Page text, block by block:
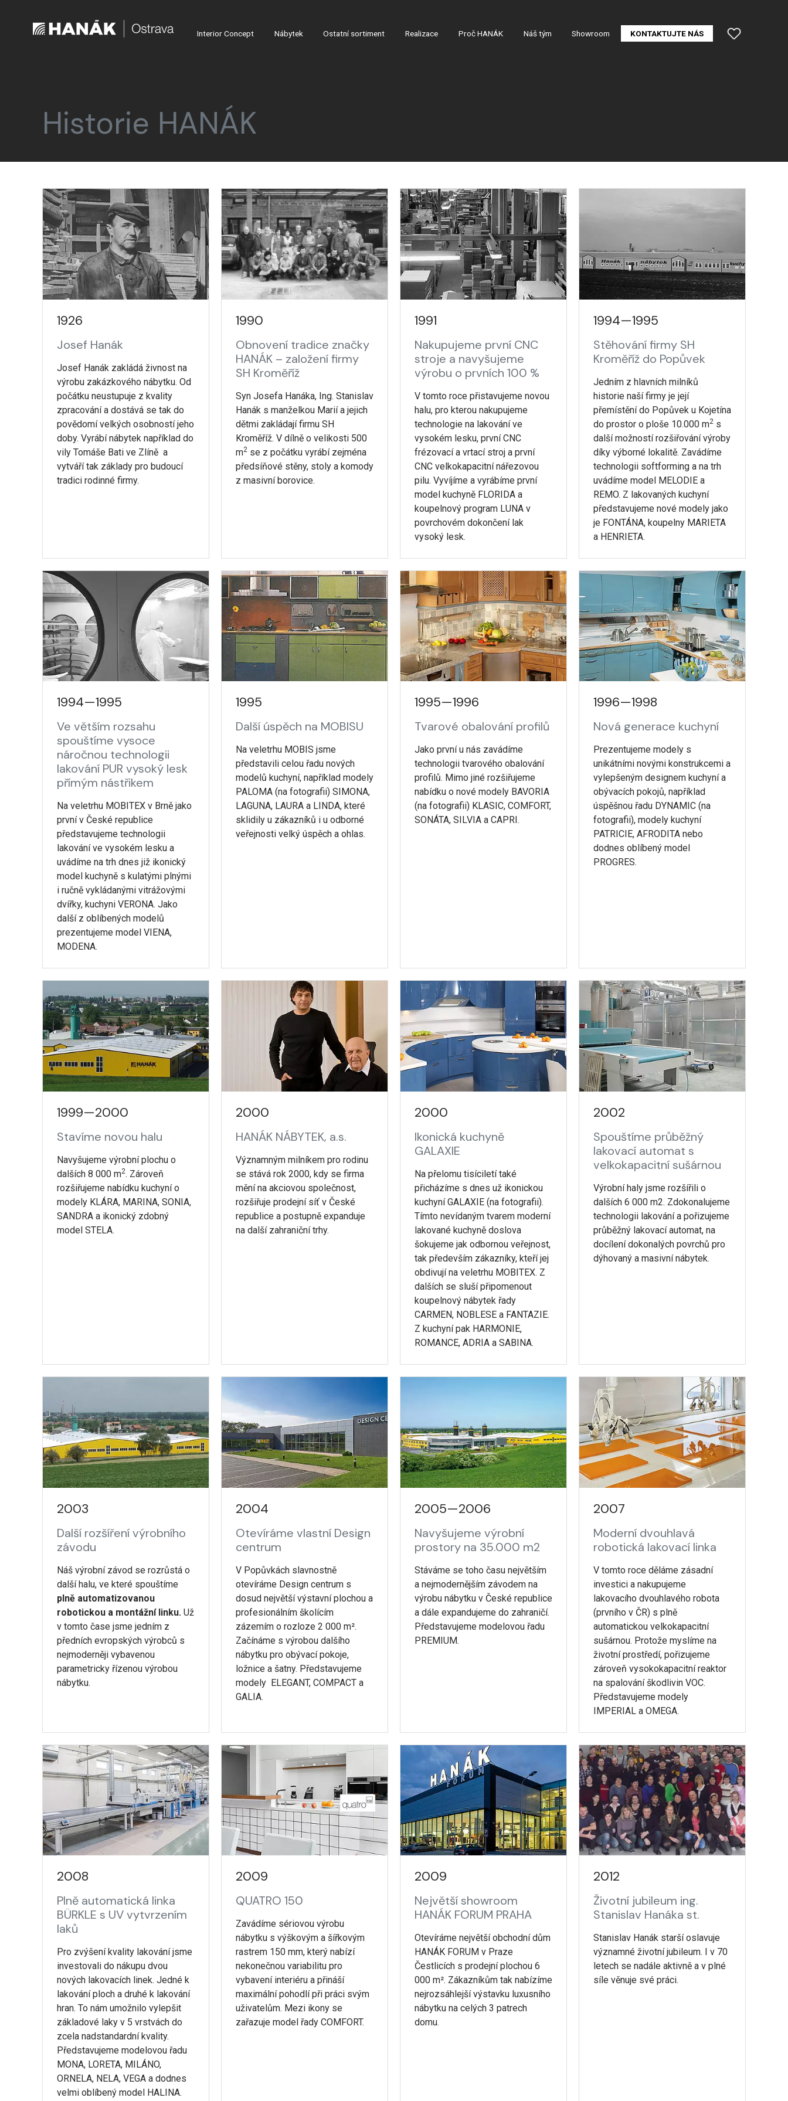
Interior Concept Nábytek Ostatní sortiment Realizace Proč HANÁK Náš tým Showroom KONTAKTUJTE NÁS
Historie HANÁK
1926
Josef Hanák
Josef Hanák zakládá živnost na
výrobu zakázkového nábytku. Od
počátku neustupuje z kvality
zpracování a dostává se tak do
povědomí velkých osobností jeho
doby. Vyrábí nábytek například do
vily Tomáše Bati ve Zlíně a
vytváří tak základy pro budoucí
tradici rodinné firmy.
1990
Obnovení tradice značky
HANÁK – založení firmy
SH Kroměříž
Syn Josefa Hanáka, Ing. Stanislav
Hanák s manželkou Marií a jejich
dětmi zakládají firmu SH
Kroměříž. V dílně o velikosti 500
m2 se z počátku vyrábí zejména
předsíňové stěny, stoly a komody
z masivní borovice.
1991
Nakupujeme první CNC
stroje a navyšujeme
výrobu o prvních 100 %
V tomto roce přistavujeme novou
halu, pro kterou nakupujeme
technologie na lakování ve
vysokém lesku, první CNC
frézovací a vrtací stroj a první
CNC velkokapacitní nářezovou
pilu. Vyvíjíme a vyrábíme první
model kuchyně FLORIDA a
koupelnový program LUNA v
povrchovém dokončení lak
vysoký lesk.
1994—1995
Stěhování firmy SH
Kroměříž do Popůvek
Jedním z hlavních milníků
historie naší firmy je její
přemístění do Popůvek u Kojetína
do prostor o ploše 10.000 m2 s
další možností rozšiřování výroby
díky výborné lokalitě. Zavádíme
technologii softforming a na trh
uvádíme model MELODIE a
REMO. Z lakovaných kuchyní
představujeme nové modely jako
je FONTÁNA, koupelny MARIETA
a HENRIETA.
1994—1995
Ve větším rozsahu
spouštíme vysoce
náročnou technologii
lakování PUR vysoký lesk
přímým nástřikem
Na veletrhu MOBITEX v Brně jako
první v České republice
představujeme technologii
lakování ve vysokém lesku a
uvádíme na trh dnes již ikonický
model kuchyně s kulatými plnými
i ručně vykládanými vitrážovými
dvířky, kuchyni VERONA. Jako
další z oblíbených modelů
prezentujeme model VIENA,
MODENA.
1995
Další úspěch na MOBISU
Na veletrhu MOBIS jsme
představili celou řadu nových
modelů kuchyní, například modely
PALOMA (na fotografii) SIMONA,
LAGUNA, LAURA a LINDA, které
sklidily u zákazníků i u odborné
veřejnosti velký úspěch a ohlas.
1995—1996
Tvarové obalování profilů
Jako první u nás zavádíme
technologii tvarového obalování
profilů. Mimo jiné rozšiřujeme
nabídku o nové modely BAVORIA
(na fotografii) KLASIC, COMFORT,
SONÁTA, SILVIA a CAPRI.
1996—1998
Nová generace kuchyní
Prezentujeme modely s
unikátními novými konstrukcemi a
vylepšeným designem kuchyní a
obývacích pokojů, například
úspěšnou řadu DYNAMIC (na
fotografii), modely kuchyní
PATRICIE, AFRODITA nebo
dodnes oblíbený model
PROGRES.
1999—2000
Stavíme novou halu
Navyšujeme výrobní plochu o
dalších 8 000 m2. Zároveň
rozšiřujeme nabídku kuchyní o
modely KLÁRA, MARINA, SONIA,
SANDRA a ikonický zdobný
model STELA.
2000
HANÁK NÁBYTEK, a.s.
Významným milníkem pro rodinu
se stává rok 2000, kdy se firma
mění na akciovou společnost,
rozšiřuje prodejní síť v České
republice a postupně expanduje
na další zahraniční trhy.
2000
Ikonická kuchyně
GALAXIE
Na přelomu tisíciletí také
přicházíme s dnes už ikonickou
kuchyní GALAXIE (na fotografii).
Tímto nevídaným tvarem moderní
lakované kuchyně doslova
šokujeme jak odbornou veřejnost,
tak především zákazníky, kteří jej
obdivují na veletrhu MOBITEX. Z
dalších se sluší připomenout
koupelnový nábytek řady
CARMEN, NOBLESE a FANTAZIE.
Z kuchyní pak HARMONIE,
ROMANCE, ADRIA a SABINA.
2002
Spouštíme průběžný
lakovací automat s
velkokapacitní sušárnou
Výrobní haly jsme rozšířili o
dalších 6 000 m2. Zdokonalujeme
technologii lakování a pořizujeme
průběžný lakovací automat, na
docílení dokonalých povrchů pro
dýhovaný a masivní nábytek.
2003
Další rozšíření výrobního
závodu
Náš výrobní závod se rozrůstá o
další halu, ve které spouštíme
plně automatizovanou
robotickou a montážní linku. Už
v tomto čase jsme jedním z
předních evropských výrobců s
nejmoderněji vybavenou
parametricky řízenou výrobou
nábytku.
2004
Otevíráme vlastní Design
centrum
V Popůvkách slavnostně
otevíráme Design centrum s
dosud největší výstavní plochou a
profesionálním školícím
zázemím o rozloze 2 000 m².
Začínáme s výrobou dalšího
nábytku pro obývací pokoje,
ložnice a šatny. Představujeme
modely ELEGANT, COMPACT a
GALIA.
2005—2006
Navyšujeme výrobní
prostory na 35.000 m2
Stáváme se toho času největším
a nejmodernějším závodem na
výrobu nábytku v České republice
a dále expandujeme do zahraničí.
Představujeme modelovou řadu
PREMIUM.
2007
Moderní dvouhlavá
robotická lakovací linka
V tomto roce děláme zásadní
investici a nakupujeme
lakovacího dvouhlavého robota
(prvního v ČR) s plně
automatickou velkokapacitní
sušárnou. Protože myslíme na
životní prostředí, pořizujeme
zároveň vysokokapacitní reaktor
na spalování škodlivin VOC.
Představujeme modely
IMPERIAL a OMEGA.
2008
Plně automatická linka
BÜRKLE s UV vytvrzením
laků
Pro zvýšení kvality lakování jsme
investovali do nákupu dvou
nových lakovacích linek. Jedné k
lakování ploch a druhé k lakování
hran. To nám umožnilo vylepšit
základové laky v 5 vrstvách do
zcela nadstandardní kvality.
Představujeme modelovou řadu
MONA, LORETA, MILÁNO,
ORNELA, NELA, VEGA a dodnes
velmi oblíbený model HALINA.
2009
QUATRO 150
Zavádíme sériovou výrobu
nábytku s výškovým a šířkovým
rastrem 150 mm, který nabízí
nekonečnou variabilitu pro
vybavení interiéru a přináší
maximální pohodlí při práci svým
uživatelům. Mezi ikony se
zařazuje model řady COMFORT.
2009
Největší showroom
HANÁK FORUM PRAHA
Otevíráme největší obchodní dům
HANÁK FORUM v Praze
Čestlicích s prodejní plochou 6
000 m². Zákazníkům tak nabízíme
nejrozsáhlejší výstavku luxusního
nábytku na celých 3 patrech
domu.
2012
Životní jubileum ing.
Stanislav Hanáka st.
Stanislav Hanák starší oslavuje
významné životní jubileum. I v 70
letech se nadále aktivně a v plné
síle věnuje své práci.